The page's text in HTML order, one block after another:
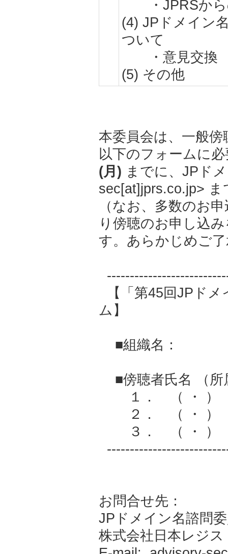
・JPRSから
(4) JPドメイン
ついて
・意見交換
(5) その他
本委員会は、一般
以下のフォームに
(月) までに、JPド
sec[at]jprs.co.jp>
（なお、多数のお
り傍聴のお申し込
す。あらかじめご
【「第45回JPド
ム】
■組織名：
■傍聴者氏名 （所
１． （ ・ ）
２． （ ・ ）
３． （ ・ ）
お問合せ先：
JPドメイン名諮問
株式会社日本レジ